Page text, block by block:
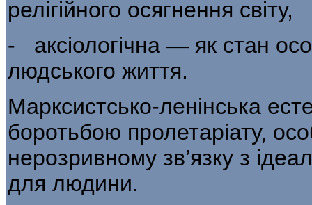
релігійно­го осягнення світу,
- аксіологічна — як стан
людсько­го життя.
Марксистсько-ленінська
бороть­бою пролетаріату,
нерозривному зв’язку з
для людини.